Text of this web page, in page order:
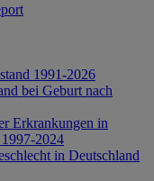
1991-2026
bei Geburt nach
Erkrankungen in
2024
in Deutschland